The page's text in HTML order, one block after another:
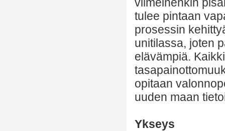
tulee pintaan
prosessin
unitilassa, joten
elävämpiä.
opitaan
uuden maan
Ykseys